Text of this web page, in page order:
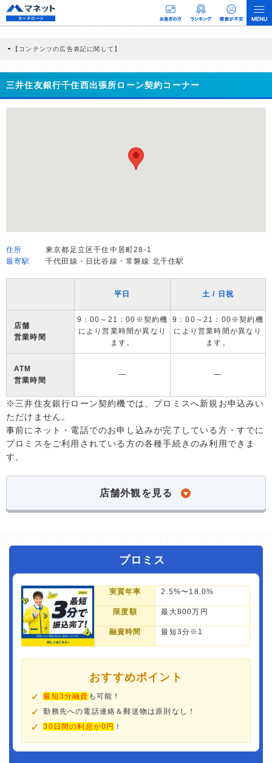
【コンテンツの広告表記に関して】
商品を根拠なくPRするものではなく、当編集部の調査／ユーザーへの口コミ収集な
どに基づき、公平性を担保した情報提供を行っています。
>提携企業一覧
三井住友銀行千住西出張所ローン契約コーナー
住所
東京都足立区千住中居町28-1
最寄駅
千代田線・日比谷線・常磐線 北千住駅
平日 土 / 日祝
店舗
営業時間
9：00～21：00※契約機
により営業時間が異なり
ます。
9：00～21：00※契約機
により営業時間が異なり
ます。
ATM
営業時間
― ―
※三井住友銀行ローン契約機では、プロミスへ新規お申込みい
ただけません。
事前にネット・電話でのお申し込みが完了している方・すでに
プロミスをご利用されている方の各種手続きのみ利用できま
す。
店舗外観を見る
プロミス
実質年率 2.5%〜18.0%
限度額 最大800万円
融資時間 最短3分※1
おすすめポイント
最短3分融資 も可能！
勤務先への電話連絡＆郵送物は原則なし！
30日間の利息が0円 ！